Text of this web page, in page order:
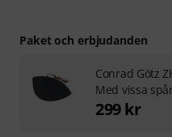
Paket och erbjudanden
Conrad Götz
Med vissa
299 kr